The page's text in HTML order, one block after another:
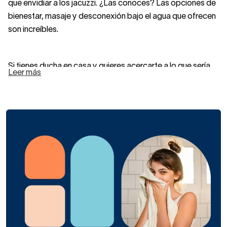
que envidiar a los jacuzzi. ¿Las conoces? Las opciones de
bienestar, masaje y desconexión bajo el agua que ofrecen
son increíbles.
Si tienes ducha en casa y quieres acercarte a lo que sería
monomando o termostática.
La primera es la más
cómoda e intuitiva y la segunda, ofrece más opción de
Si quieres disfrutar aún más de tus duchas cotidianas, mira
nuestra selección de columnas de ducha para baños
Leer más